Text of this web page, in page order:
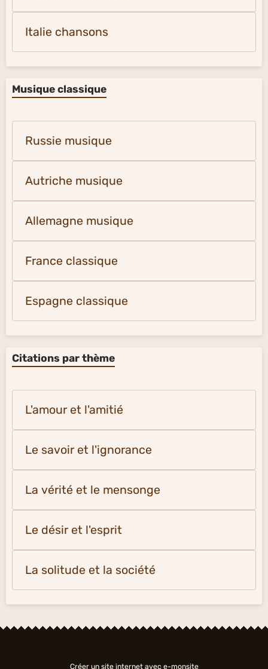
Italie chansons
Musique classique
Russie musique
Autriche musique
Allemagne musique
France classique
Espagne classique
Citations par thème
L'amour et l'amitié
Le savoir et l'ignorance
La vérité et le mensonge
Le désir et l'esprit
La solitude et la société
Créer un site internet avec e-monsite